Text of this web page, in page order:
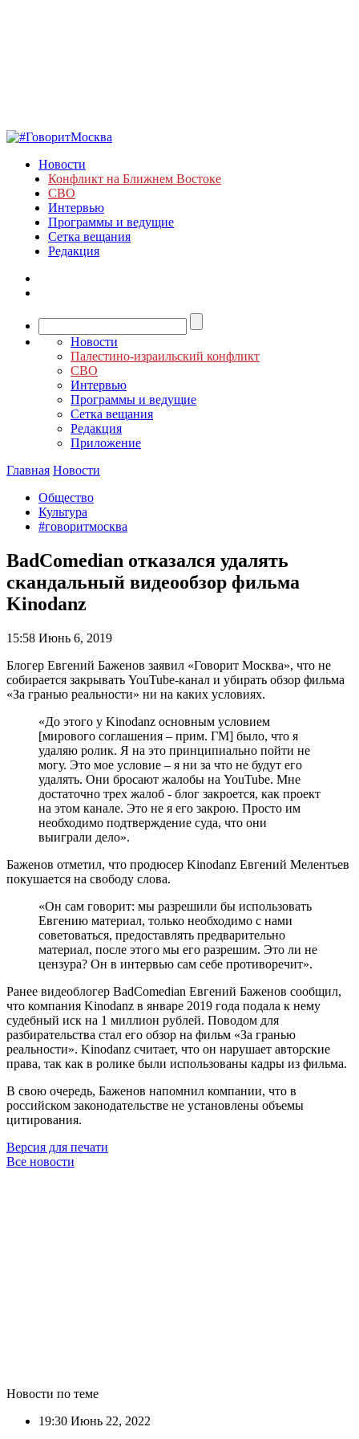
Новости
Конфликт на Ближнем Востоке
СВО
Интервью
Программы и ведущие
Сетка вещания
Редакция
Новости
Палестино-израильский конфликт
СВО
Интервью
Программы и ведущие
Сетка вещания
Редакция
Приложение
Главная Новости
Общество
Культура
#говоритмосква
BadComedian отказался удалять
скандальный видеообзор фильма
Kinodanz
15:58 Июнь 6, 2019
Блогер Евгений Баженов заявил «Говорит Москва», что не
собирается закрывать YouTube-канал и убирать обзор фильма
«За гранью реальности» ни на каких условиях.
«До этого у Kinodanz основным условием
[мирового соглашения – прим. ГМ] было, что я
удаляю ролик. Я на это принципиально пойти не
могу. Это мое условие – я ни за что не будут его
удалять. Они бросают жалобы на YouTube. Мне
достаточно трех жалоб - блог закроется, как проект
на этом канале. Это не я его закрою. Просто им
необходимо подтверждение суда, что они
выиграли дело».
Баженов отметил, что продюсер Kinodanz Евгений Мелентьев
покушается на свободу слова.
«Он сам говорит: мы разрешили бы использовать
Евгению материал, только необходимо с нами
советоваться, предоставлять предварительно
материал, после этого мы его разрешим. Это ли не
цензура? Он в интервью сам себе противоречит».
Ранее видеоблогер BadComedian Евгений Баженов сообщил,
что компания Kinodanz в январе 2019 года подала к нему
судебный иск на 1 миллион рублей. Поводом для
разбирательства стал его обзор на фильм «За гранью
реальности». Kinodanz считает, что он нарушает авторские
права, так как в ролике были использованы кадры из фильма.
В свою очередь, Баженов напомнил компании, что в
российском законодательстве не установлены объемы
цитирования.
Версия для печати
Все новости
Новости по теме
19:30 Июнь 22, 2022